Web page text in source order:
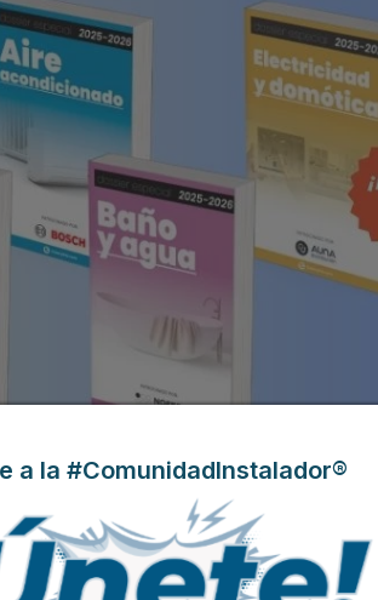
afectan a tu trabajo, los eventos más
podcast, tutoriales y mucho más.
sobre Electricidad y Domótica
, dos ámbitos que
a la #ComunidadInstalador®